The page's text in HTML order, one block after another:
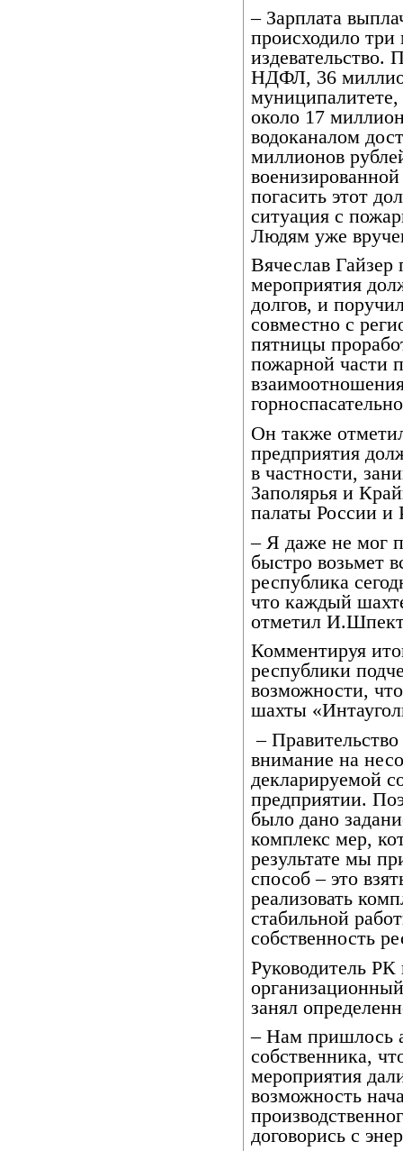
– Зарплата
происходило три
издевательство.
НДФЛ, 36
около 17
водоканалом
миллионов
погасить этот
ситуация с
Людям уже
Вячеслав Гайзер
мероприятия
долгов, и
совместно с
пятницы
пожарной
Он также
предприятия
в частности,
Заполярья и
палаты России
– Я даже не мог
быстро возьмет
республика
что каждый
отметил
Комментируя
республики
возможности,
шахты
–
внимание на
декларируемой
предприятии.
было дано
комплекс мер,
результате мы
способ – это
реализовать
стабильной
собственность
Руководитель РК
занял
– Нам пришлось
собственника,
мероприятия
возможность
договорись с